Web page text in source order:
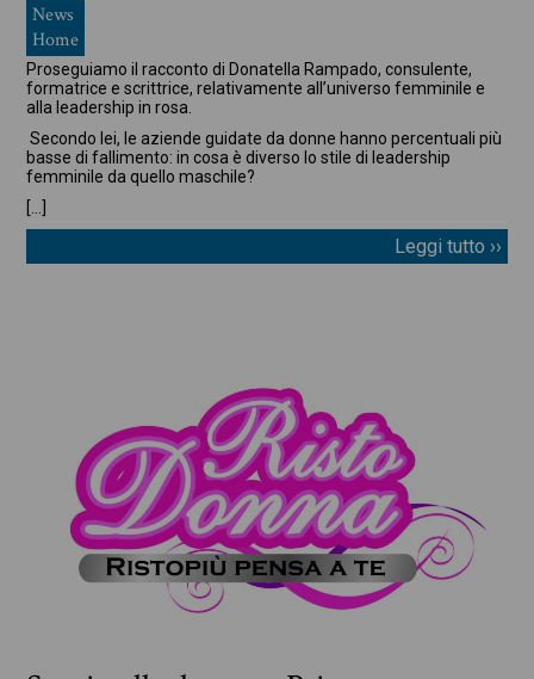
News
Home
Proseguiamo il racconto di Donatella Rampado, consulente,
formatrice e scrittrice, relativamente all’universo femminile e
alla leadership in rosa.
Secondo lei, le aziende guidate da donne hanno percentuali più
basse di fallimento: in cosa è diverso lo stile di leadership
femminile da quello maschile?
Leggi tutto ››